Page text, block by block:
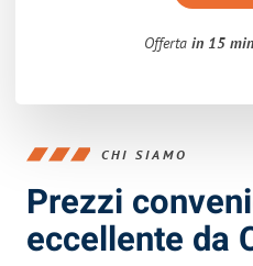
Offerta in 15
CHI SIAMO
Prezzi
eccellente da